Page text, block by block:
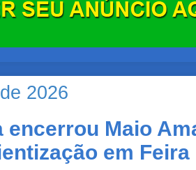
2026
encerrou Maio
em Feira